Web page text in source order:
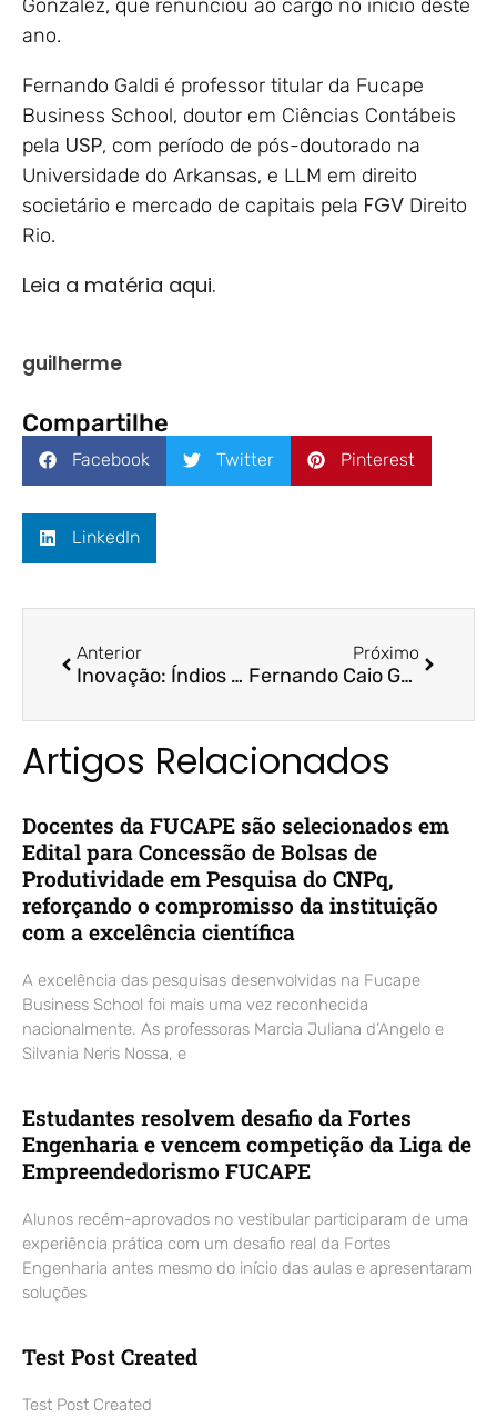
Gonzalez, que renunciou ao cargo no início deste
ano.
Fernando Galdi é professor titular da Fucape
Business School, doutor em Ciências Contábeis
pela USP, com período de pós-doutorado na
Universidade do Arkansas, e LLM em direito
societário e mercado de capitais pela FGV Direito
Rio.
Leia a matéria aqui.
guilherme
Compartilhe
Facebook Twitter Pinterest
LinkedIn
Anterior
Inovação: Índios de Aracruz começam a vender mel pela internet – Folha Vitória/ Poliano da Cruz
Próximo
Fernando Caio Galdi é nomeado diretor da CVM – Space Money
Artigos Relacionados
Docentes da FUCAPE são selecionados em
Edital para Concessão de Bolsas de
Produtividade em Pesquisa do CNPq,
reforçando o compromisso da instituição
com a excelência científica
A excelência das pesquisas desenvolvidas na Fucape
Business School foi mais uma vez reconhecida
nacionalmente. As professoras Marcia Juliana d’Angelo e
Silvania Neris Nossa, e
Estudantes resolvem desafio da Fortes
Engenharia e vencem competição da Liga de
Empreendedorismo FUCAPE
Alunos recém-aprovados no vestibular participaram de uma
experiência prática com um desafio real da Fortes
Engenharia antes mesmo do início das aulas e apresentaram
soluções
Test Post Created
Test Post Created